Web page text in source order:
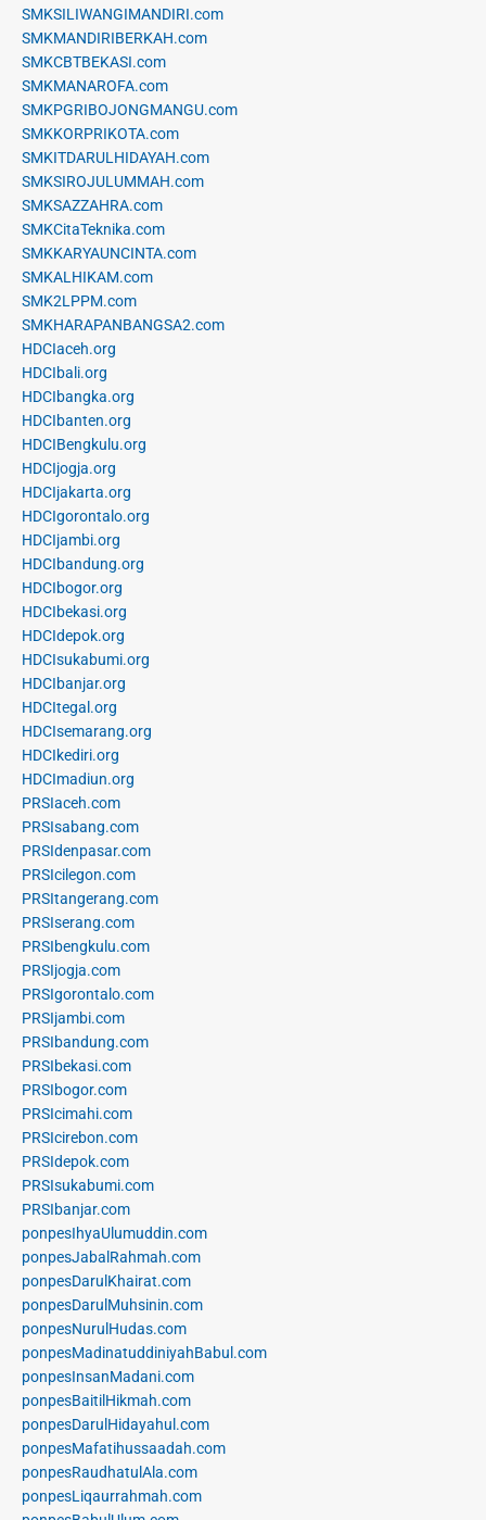
SMKSILIWANGIMANDIRI.com
SMKMANDIRIBERKAH.com
SMKCBTBEKASI.com
SMKMANAROFA.com
SMKPGRIBOJONGMANGU.com
SMKKORPRIKOTA.com
SMKITDARULHIDAYAH.com
SMKSIROJULUMMAH.com
SMKSAZZAHRA.com
SMKCitaTeknika.com
SMKKARYAUNCINTA.com
SMKALHIKAM.com
SMK2LPPM.com
SMKHARAPANBANGSA2.com
HDCIaceh.org
HDCIbali.org
HDCIbangka.org
HDCIbanten.org
HDCIBengkulu.org
HDCIjogja.org
HDCIjakarta.org
HDCIgorontalo.org
HDCIjambi.org
HDCIbandung.org
HDCIbogor.org
HDCIbekasi.org
HDCIdepok.org
HDCIsukabumi.org
HDCIbanjar.org
HDCItegal.org
HDCIsemarang.org
HDCIkediri.org
HDCImadiun.org
PRSIaceh.com
PRSIsabang.com
PRSIdenpasar.com
PRSIcilegon.com
PRSItangerang.com
PRSIserang.com
PRSIbengkulu.com
PRSIjogja.com
PRSIgorontalo.com
PRSIjambi.com
PRSIbandung.com
PRSIbekasi.com
PRSIbogor.com
PRSIcimahi.com
PRSIcirebon.com
PRSIdepok.com
PRSIsukabumi.com
PRSIbanjar.com
ponpesIhyaUlumuddin.com
ponpesJabalRahmah.com
ponpesDarulKhairat.com
ponpesDarulMuhsinin.com
ponpesNurulHudas.com
ponpesMadinatuddiniyahBabul.com
ponpesInsanMadani.com
ponpesBaitilHikmah.com
ponpesDarulHidayahul.com
ponpesMafatihussaadah.com
ponpesRaudhatulAla.com
ponpesLiqaurrahmah.com